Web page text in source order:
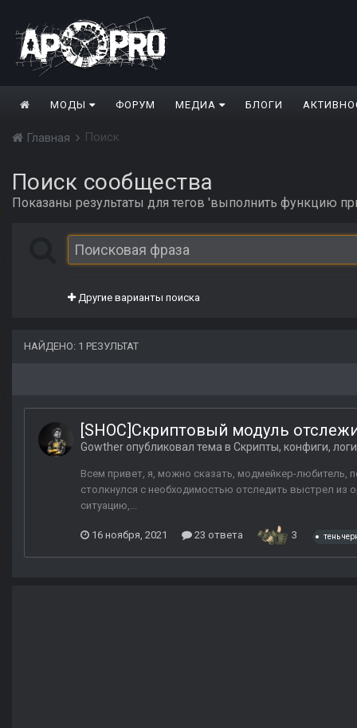
МОДЫ ФОРУМ МЕДИА БЛОГИ
Главная Поиск
Поиск сообщества
Показаны результаты для тегов 'выполнить функцию
Другие варианты поиска
НАЙДЕНО: 1 РЕЗУЛЬТАТ
[SHOC]Скриптовый модуль
Gowther опубликовал тема в Скрипты, конфиги,
Всем привет, я, можно сказать, модмейкер-
столкнулся с необходимостью отследить выстрел из
ситуацию,...
16 ноября, 2021 23 ответа 3 тень